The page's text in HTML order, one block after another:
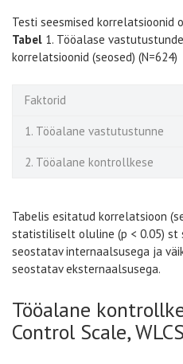
Testi seesmised
Tabel 1. Tööalase
korrelatsioonid (seosed) (N=624)
Faktorid
1. Tööalane vastutustunne
2. Tööalane kontrollkese
Tabelis esitatud korrelatsioon
statistiliselt oluline (p < 0.05) st
seostatav internaalsusega ja
seostatav eksternaalsusega.
Tööalane
Control Scale,